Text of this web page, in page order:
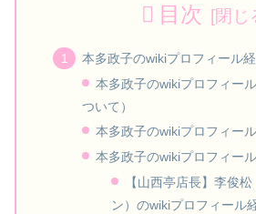
目次
本多政子のwikiプロフィール
本多政子のwikiプロフィ
ついて）
本多政子のwikiプロフィ
本多政子のwikiプロフィー
【山西亭店長】李俊
ン）のwikiプロフィール